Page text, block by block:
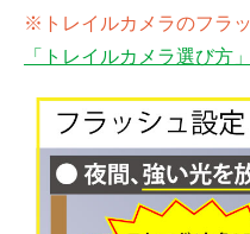
※トレイルカメラのフラ
「トレイルカメラ選び方」